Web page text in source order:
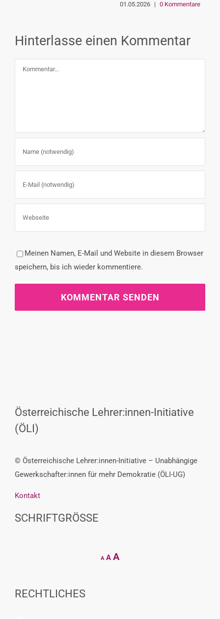
01.05.2026 | 0 Kommentare
Hinterlasse einen Kommentar
Kommentar
Meinen Namen, E-Mail und Website in diesem Browser
speichern, bis ich wieder kommentiere.
Österreichische Lehrer:innen-Initiative
(ÖLI)
© Österreichische Lehrer:innen-Initiative – Unabhängige
Gewerkschafter:innen für mehr Demokratie (ÖLI-UG)
Kontakt
SCHRIFTGRÖSSE
A
Decrease
font
A Reset
AIncrease
RECHTLICHES